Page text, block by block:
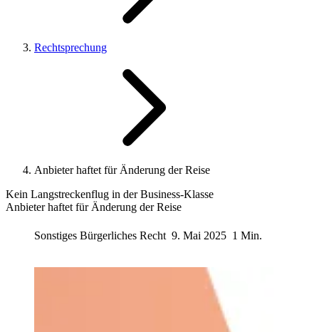
Rechtsprechung
Anbieter haftet für Änderung der Reise
Kein Langstreckenflug in der Business-Klasse
Anbieter haftet für Änderung der Reise
Sonstiges Bürgerliches Recht 9. Mai 2025 1 Min.